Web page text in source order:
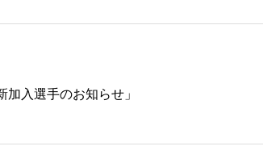
加入選手のお知らせ」